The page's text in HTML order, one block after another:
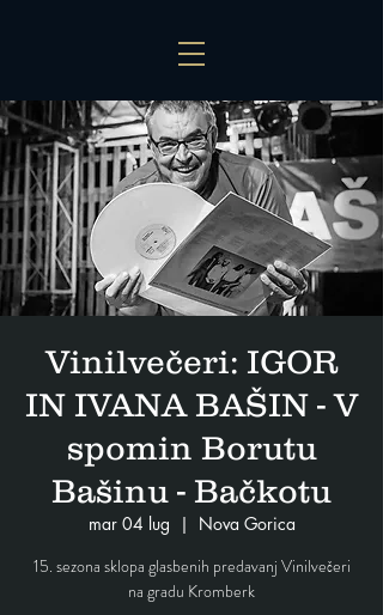
Vinilvečeri: IGOR
IN IVANA BAŠIN - V
spomin Borutu
Bašinu - Bačkotu
mar 04 lug
  |
Nova Gorica
15. sezona sklopa glasbenih predavanj Vinilvečeri
na gradu Kromberk